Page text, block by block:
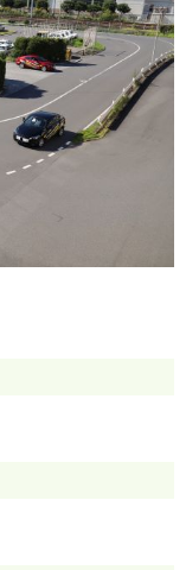
、下記ページの
tk/pdf/
いて】
は、しばらくの
案内いたしま
おります。